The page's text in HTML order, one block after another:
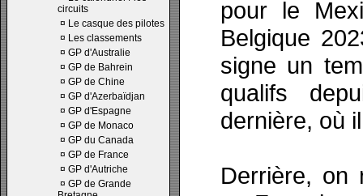
circuits
¤ Le casque des pilotes
¤ Les classements
¤ GP d'Australie
¤ GP de Bahrein
¤ GP de Chine
¤ GP d'Azerbaïdjan
¤ GP d'Espagne
¤ GP de Monaco
¤ GP du Canada
¤ GP de France
¤ GP d'Autriche
¤ GP de Grande
pour le
Belgique
signe un
qualifs
dernière, où
Derrière, on